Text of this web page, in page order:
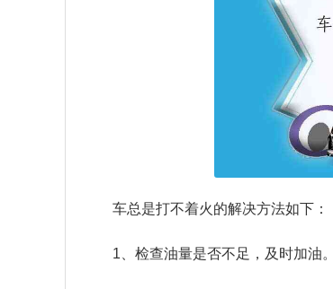
车总是打不着火的解决方法如下：
1、检查油量是否不足，及时加油。